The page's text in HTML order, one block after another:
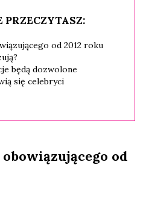
od 2012 roku
będą dozwolone
się celebryci
od